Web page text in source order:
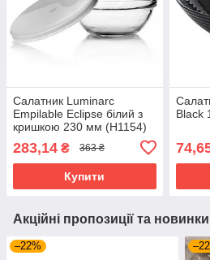
Салатник Luminarc
Empilable Eclipse білий з
кришкою 230 мм (H1154)
283,14 ₴ 363 ₴
Купити
Black
Акційні пропозиції та новинки
–22%